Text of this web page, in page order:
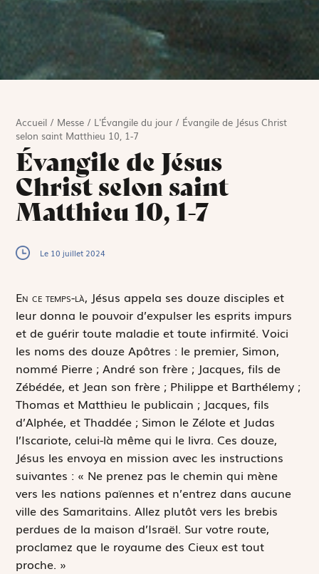
Accueil / Messe / L'Évangile du jour / Évangile de Jésus Christ
selon saint Matthieu 10, 1-7
Évangile de Jésus
Christ selon saint
Matthieu 10, 1-7
Le 10 juillet 2024
En ce temps-là, Jésus appela ses douze disciples et
leur donna le pouvoir d’expulser les esprits impurs
et de guérir toute maladie et toute infirmité. Voici
les noms des douze Apôtres : le premier, Simon,
nommé Pierre ; André son frère ; Jacques, fils de
Zébédée, et Jean son frère ; Philippe et Barthélemy ;
Thomas et Matthieu le publicain ; Jacques, fils
d’Alphée, et Thaddée ; Simon le Zélote et Judas
l’Iscariote, celui-là même qui le livra. Ces douze,
Jésus les envoya en mission avec les instructions
suivantes : « Ne prenez pas le chemin qui mène
vers les nations païennes et n’entrez dans aucune
ville des Samaritains. Allez plutôt vers les brebis
perdues de la maison d’Israël. Sur votre route,
proclamez que le royaume des Cieux est tout
proche. »